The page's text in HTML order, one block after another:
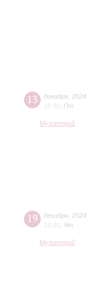
13 декабря 2024
18:30 Пт
Музиторий
19 декабря 2024
18:30 Чт
Музиторий